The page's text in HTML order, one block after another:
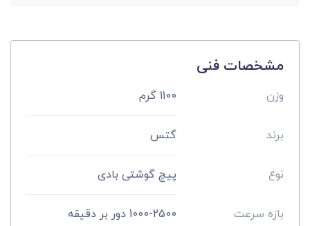
مشخصات فنی
وزن 1100 گرم
برند گتس
نوع پیچ گوشتی بادی
بازه سرعت 1000-2500 دور بر دقیقه